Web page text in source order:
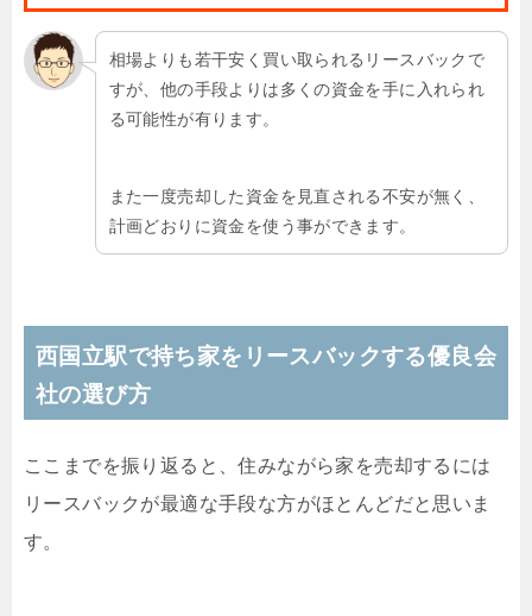
相場よりも若干安く買い取られるリースバックで
すが、他の手段よりは多くの資金を手に入れられ
る可能性が有ります。
また一度売却した資金を見直される不安が無く、
計画どおりに資金を使う事ができます。
西国立駅で持ち家をリースバックする優良会
社の選び方
ここまでを振り返ると、住みながら家を売却するには
リースバックが最適な手段な方がほとんどだと思いま
す。